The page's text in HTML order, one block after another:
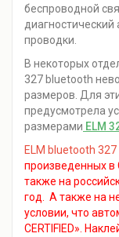
беспроводной
проводки.
В некоторых
327 bluetooth
размеров. Для
предусмотрела
размерами ELM
ELM bluetooth 327
произведенных в
также на
год. А также на
условии, что
CERTIFIED».